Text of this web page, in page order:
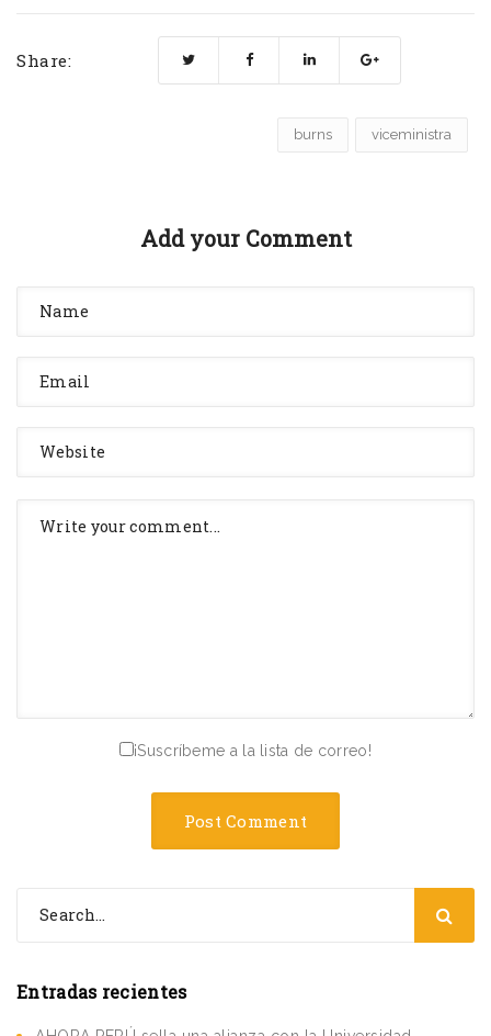
Share:
burns viceministra
Add your Comment
¡Suscríbeme a la lista de correo!
Entradas recientes